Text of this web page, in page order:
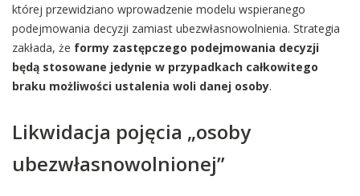
której przewidziano wprowadzenie modelu wspieranego
podejmowania decyzji zamiast ubezwłasnowolnienia. Strategia
zakłada, że formy zastępczego podejmowania decyzji
będą stosowane jedynie w przypadkach całkowitego
braku możliwości ustalenia woli danej osoby.
Likwidacja pojęcia „osoby
ubezwłasnowolnionej”